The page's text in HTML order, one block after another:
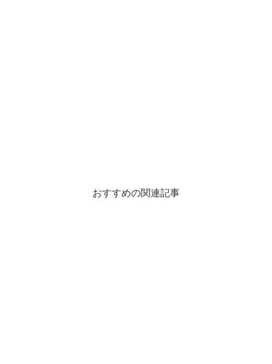
おすすめの関連記事